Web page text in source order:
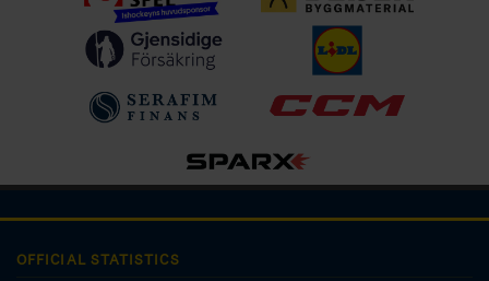
OFFICIAL STATISTICS